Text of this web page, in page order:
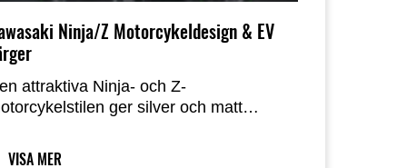
Ninja/Z Motorcykeldesign & EV
attraktiva Ninja- och Z-
ger silver och matt
EV-modeller.
VISA MER